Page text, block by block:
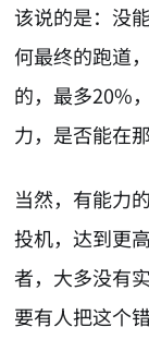
该说的是：没
何最终的跑道
的，最多20%
力，是否能在
当然，有能力
投机，达到更
者，大多没有
要有人把这个